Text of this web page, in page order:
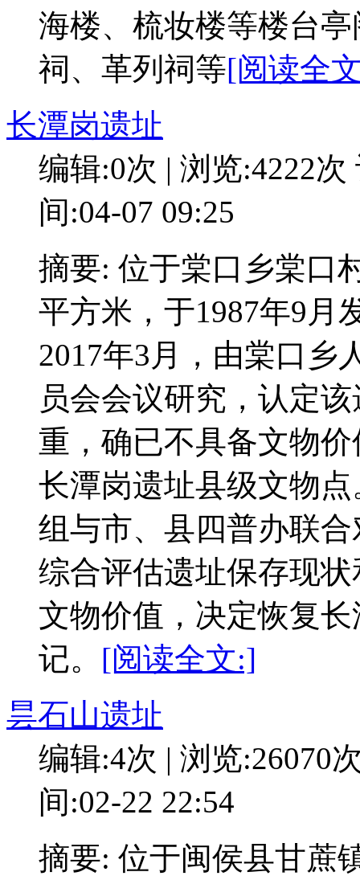
海楼、梳妆楼等楼台
祠、革列祠等[阅读全
长潭岗遗址
编辑:0次 | 浏览:4222次
间:04-07 09:25
摘要: 位于棠口乡棠口
平方米，于1987年9月
2017年3月，由棠口乡
员会会议研究，认定
重，确已不具备文物
长潭岗遗址县级文物
组与市、县四普办联
综合评估遗址保存现
文物价值，决定恢复
记。 [阅读全文:]
昙石山遗址
编辑:4次 | 浏览:26070
间:02-22 22:54
摘要: 位于闽侯县甘蔗